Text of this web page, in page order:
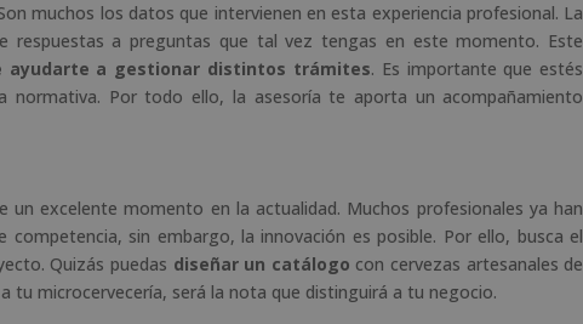
muchos los datos que intervienen en esta experiencia profesional. La
respuestas a preguntas que tal vez tengas en este momento. Este
ayudarte a gestionar distintos trámites. Es importante que estés
normativa. Por todo ello, la asesoría te aporta un acompañamiento
un excelente momento en la actualidad. Muchos profesionales ya han
sin embargo, la innovación es posible. Por ello, busca el
Quizás puedas diseñar un catálogo con cervezas artesanales de
tu microcervecería, será la nota que distinguirá a tu negocio.